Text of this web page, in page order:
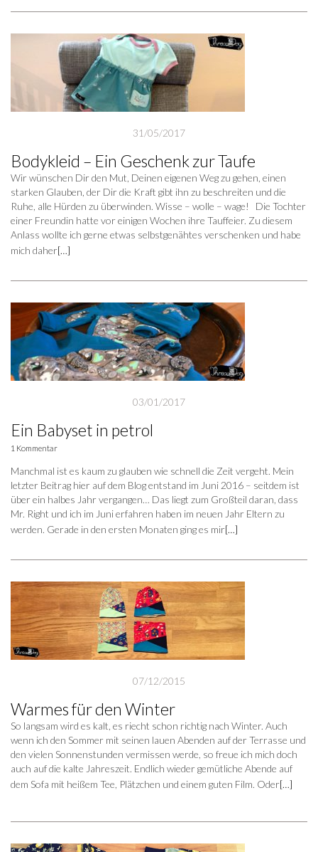
31/05/2017
Bodykleid – Ein Geschenk zur Taufe
Wir wünschen Dir den Mut, Deinen eigenen Weg zu gehen, einen
starken Glauben, der Dir die Kraft gibt ihn zu beschreiten und die
Ruhe, alle Hürden zu überwinden. Wisse – wolle – wage! Die Tochter
einer Freundin hatte vor einigen Wochen ihre Tauffeier. Zu diesem
Anlass wollte ich gerne etwas selbstgenähtes verschenken und habe
mich daher[…]
03/01/2017
Ein Babyset in petrol
1 Kommentar
Manchmal ist es kaum zu glauben wie schnell die Zeit vergeht. Mein
letzter Beitrag hier auf dem Blog entstand im Juni 2016 – seitdem ist
über ein halbes Jahr vergangen… Das liegt zum Großteil daran, dass
Mr. Right und ich im Juni erfahren haben im neuen Jahr Eltern zu
werden. Gerade in den ersten Monaten ging es mir[…]
07/12/2015
Warmes für den Winter
So langsam wird es kalt, es riecht schon richtig nach Winter. Auch
wenn ich den Sommer mit seinen lauen Abenden auf der Terrasse und
den vielen Sonnenstunden vermissen werde, so freue ich mich doch
auch auf die kalte Jahreszeit. Endlich wieder gemütliche Abende auf
dem Sofa mit heißem Tee, Plätzchen und einem guten Film. Oder[…]